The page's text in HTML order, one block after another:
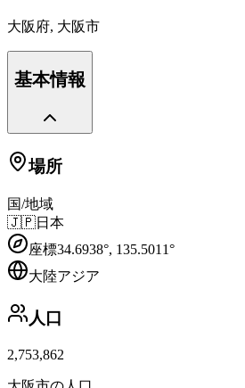
大阪府, 大阪市
基本情報
場所
国/地域
🇯🇵日本
座標34.6938°, 135.5011°
大陸アジア
人口
2,753,862